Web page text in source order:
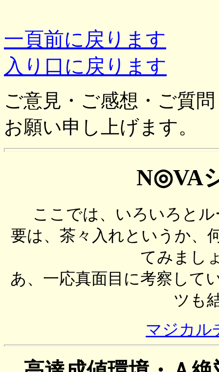
一頁前に戻ります
入り口に戻ります
ご意見・ご感想・ご質
お願い申し上げます。
N◎VA
ここでは、いろいろと
要は、茶々入れというか、
てみまし
あ、一応真面目に考察して
ツも
マジカル